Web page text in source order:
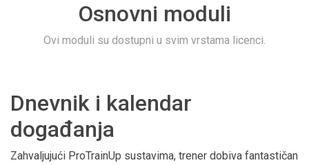
Osnovni moduli
Ovi moduli su dostupni u svim vrstama licenci.
Dnevnik i kalendar
događanja
Zahvaljujući ProTrainUp sustavima, trener dobiva fantastičan